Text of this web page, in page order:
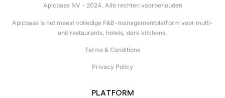
Apicbase NV – 2024. Alle rechten voorbehouden
Apicbase is het meest volledige F&B-managementplatform voor multi-
unit restaurants, hotels, dark kitchens.
Terms & Conditions
Privacy Policy
PLATFORM